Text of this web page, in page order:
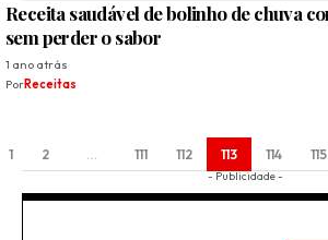
Receita saudável de bolinho de chuva
sem perder o sabor
1 ano atrás
PorReceitas
1 2 … 111 112 113 114 115
- Publicidade -